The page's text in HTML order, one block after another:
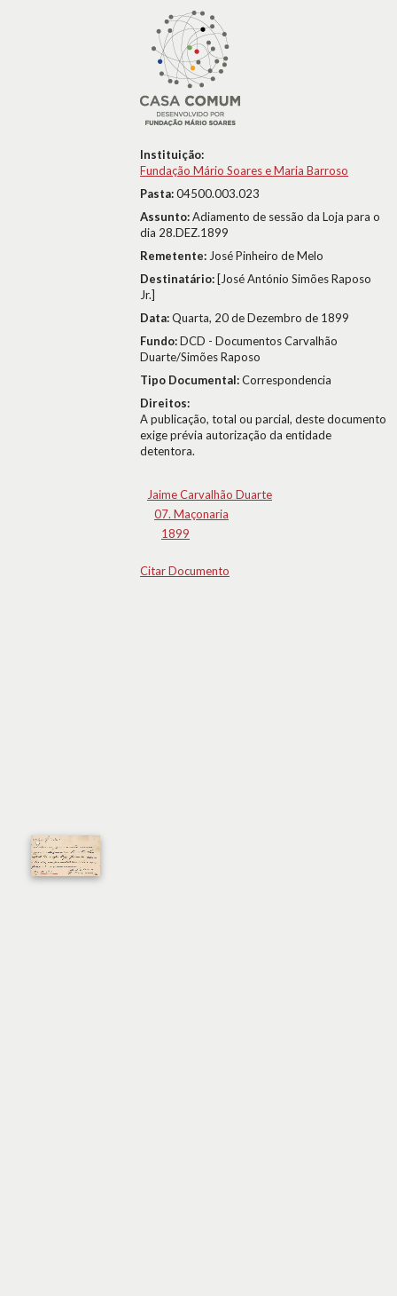
Instituição:
Fundação Mário Soares e Maria Barroso
Pasta:04500.003.023
Assunto:Adiamento de sessão da Loja para o
dia 28.DEZ.1899
Remetente: José Pinheiro de Melo
Destinatário: [José António Simões Raposo
Jr.]
Data:Quarta, 20 de Dezembro de 1899
Fundo:DCD - Documentos Carvalhão
Duarte/Simões Raposo
Tipo Documental:Correspondencia
Direitos:
A publicação, total ou parcial, deste documento
exige prévia autorização da entidade
detentora.
Jaime Carvalhão Duarte
07. Maçonaria
1899
Citar Documento